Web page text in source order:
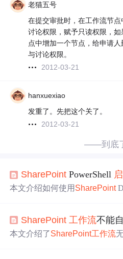
老猫五号
在提交审批时，在工作流节
讨论权限，赋予只读权限，
点中增加一个节点，给申请
与讨论权限。
2012-03-21
hanxuexiao
发重了。先把这个关了。
2012-03-21
——到底
SharePoint PowerShell
本文介绍如何使用 SharePoint
户端进行操作，同时设置任务
SharePoint 工作流不能
本文介绍了SharePoint工作流